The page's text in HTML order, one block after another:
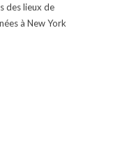
des lieux de
à New York